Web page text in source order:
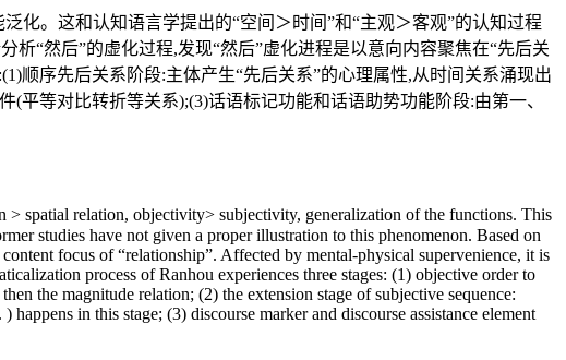
化。这和认知语言学提出的“空间＞时间”和“主观＞客观”的认知过程
“然后”的虚化过程,发现“然后”虚化进程是以意向内容聚焦在“先后关
顺序先后关系阶段:主体产生“先后关系”的心理属性,从时间关系涌现出
平等对比转折等关系);(3)话语标记功能和话语助势功能阶段:由第一、
> spatial relation, objectivity> subjectivity, generalization of the functions. This
studies have not given a proper illustration to this phenomenon. Based on
focus of “relationship”. Affected by mental-physical supervenience, it is
process of Ranhou experiences three stages: (1) objective order to
the magnitude relation; (2) the extension stage of subjective sequence:
in this stage; (3) discourse marker and discourse assistance element